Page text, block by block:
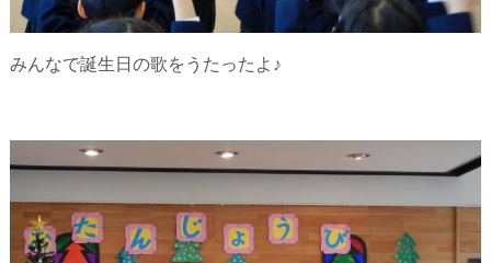
みんなで誕生日の歌をうたったよ♪